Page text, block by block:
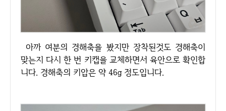
아까 여분의 경해축을 봤지만 장착된것도 경해축이
맞는지 다시 한 번 키캡을 교체하면서 육안으로 확인합
니다. 경해축의 키압은 약 46g 정도입니다.